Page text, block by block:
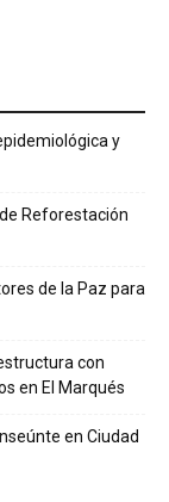
y
Reforestación
de la Paz para
con
en El Marqués
en Ciudad